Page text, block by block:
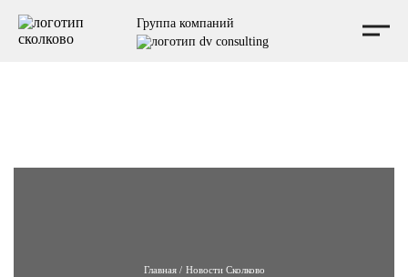
Мы независимая консалтинговая компания, не аффилированная с Фондом Сколково, и не
выступаем от его имени.
Группа компаний
Главная / Новости Сколково